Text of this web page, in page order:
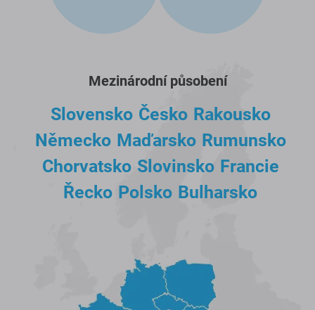
Mezinárodní působení
Slovensko Česko Rakousko
Německo Maďarsko Rumunsko
Chorvatsko Slovinsko Francie
Řecko Polsko Bulharsko